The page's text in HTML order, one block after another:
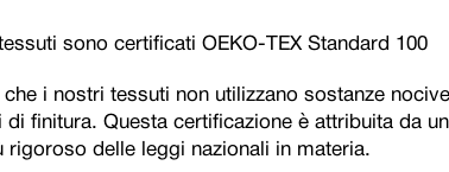
sono certificati OEKO-TEX Standard 100
i nostri tessuti non utilizzano sostanze
di finitura. Questa certificazione è attribuita da
rigoroso delle leggi nazionali in materia.